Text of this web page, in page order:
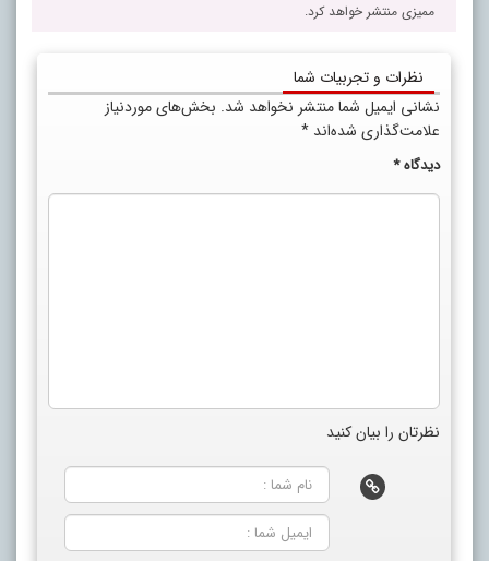
ممیزی منتشر خواهد کرد.
نظرات و تجربیات شما
نشانی ایمیل شما منتشر نخواهد شد. بخش‌های موردنیاز
علامت‌گذاری شده‌اند *
دیدگاه*
نظرتان را بیان کنید